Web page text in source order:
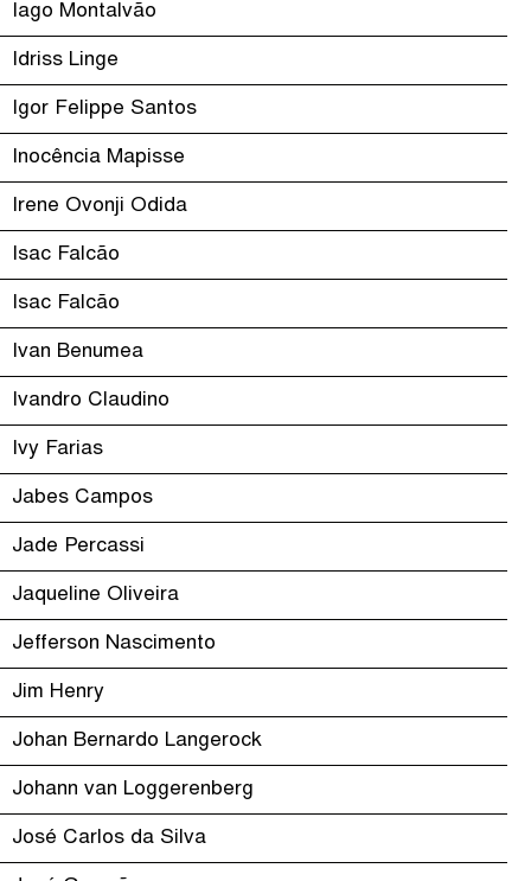
Iago Montalvão
Idriss Linge
Igor Felippe Santos
Inocência Mapisse
Irene Ovonji Odida
Isac Falcão
Isac Falcão
Ivan Benumea
Ivandro Claudino
Ivy Farias
Jabes Campos
Jade Percassi
Jaqueline Oliveira
Jefferson Nascimento
Jim Henry
Johan Bernardo Langerock
Johann van Loggerenberg
José Carlos da Silva